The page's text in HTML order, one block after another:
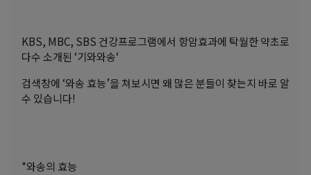
KBS, MBC, SBS 건강프로그램에서 항암효과에 탁월한 약초로
다수 소개된 ‘기와와송‘
검색창에 ‘와송 효능’을 쳐보시면 왜 많은 분들이 찾는지 바로 알
수 있습니다!
*와송의 효능